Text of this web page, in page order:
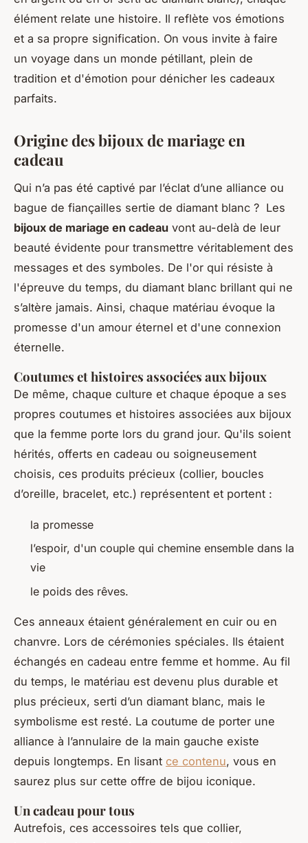
élément relate une histoire. Il reflète vos émotions
et a sa propre signification. On vous invite à faire
un voyage dans un monde pétillant, plein de
tradition et d'émotion pour dénicher les cadeaux
parfaits.
Origine des bijoux de mariage en
cadeau
Qui n’a pas été captivé par l’éclat d’une alliance ou
bague de fiançailles sertie de diamant blanc ? Les
bijoux de mariage en cadeau vont au-delà de leur
beauté évidente pour transmettre véritablement des
messages et des symboles. De l'or qui résiste à
l'épreuve du temps, du diamant blanc brillant qui ne
s’altère jamais. Ainsi, chaque matériau évoque la
promesse d'un amour éternel et d'une connexion
éternelle.
Coutumes et histoires associées aux bijoux
De même, chaque culture et chaque époque a ses
propres coutumes et histoires associées aux bijoux
que la femme porte lors du grand jour. Qu'ils soient
hérités, offerts en cadeau ou soigneusement
choisis, ces produits précieux (collier, boucles
d’oreille, bracelet, etc.) représentent et portent :
la promesse
l’espoir, d'un couple qui chemine ensemble dans la
vie
le poids des rêves.
Ces anneaux étaient généralement en cuir ou en
chanvre. Lors de cérémonies spéciales. Ils étaient
échangés en cadeau entre femme et homme. Au fil
du temps, le matériau est devenu plus durable et
plus précieux, serti d’un diamant blanc, mais le
symbolisme est resté. La coutume de porter une
alliance à l’annulaire de la main gauche existe
depuis longtemps. En lisant ce contenu, vous en
saurez plus sur cette offre de bijou iconique.
Un cadeau pour tous
Autrefois, ces accessoires tels que collier,